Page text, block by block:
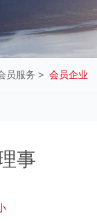
员服务 > 会员企业
事